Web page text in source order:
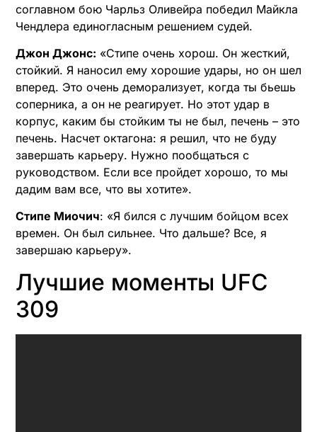
соглавном бою Чарльз Оливейра победил Майкла
Чендлера единогласным решением судей.
Джон Джонс: «Стипе очень хорош. Он жесткий,
стойкий. Я наносил ему хорошие удары, но он шел
вперед. Это очень деморализует, когда ты бьешь
соперника, а он не реагирует. Но этот удар в
корпус, каким бы стойким ты не был, печень – это
печень. Насчет октагона: я решил, что не буду
завершать карьеру. Нужно пообщаться с
руководством. Если все пройдет хорошо, то мы
дадим вам все, что вы хотите».
Стипе Миочич: «Я бился с лучшим бойцом всех
времен. Он был сильнее. Что дальше? Все, я
завершаю карьеру».
Лучшие моменты UFC
309